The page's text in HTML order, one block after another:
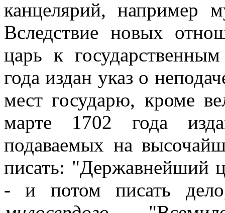
канцелярий, например
Вследствие новых
царь к
года издан указ о
мест государю, кроме
марте 1702 года
подаваемых на
писать: "Державнейший
- и потом писать